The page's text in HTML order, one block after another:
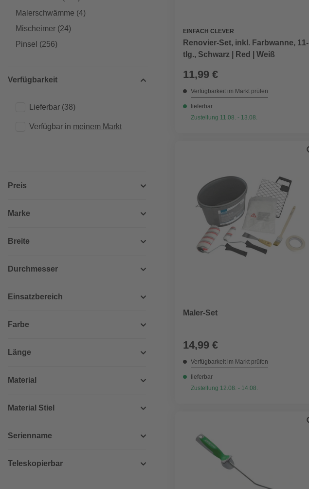
Malerschwämme (4)
Mischeimer (24)
Pinsel (256)
Verfügbarkeit
Lieferbar (38)
Verfügbar in meinem Markt
Preis
Marke
Breite
Durchmesser
Einsatzbereich
Farbe
Länge
Material
Material Stiel
Serienname
Teleskopierbar
EINFACH CLEVER
Renovier-Set, inkl. Farbwanne, 11-
tlg., Schwarz | Red | Weiß
11,99 €
Verfügbarkeit im Markt prüfen
lieferbar
Zustellung 11.08. - 13.08.
Maler-Set
14,99 €
Verfügbarkeit im Markt prüfen
lieferbar
Zustellung 12.08. - 14.08.